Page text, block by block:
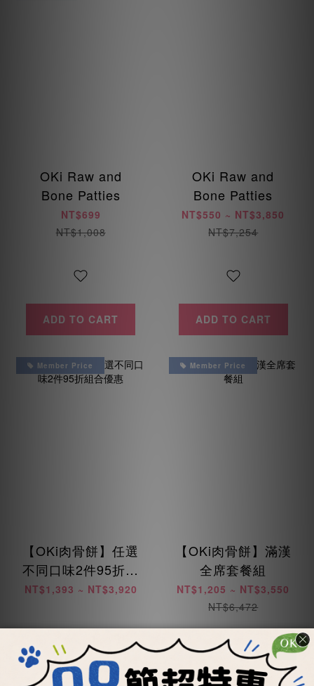
OKi Raw and
Bone Patties
NT$699
NT$1,008
ADD TO CART
OKi Raw and
Bone Patties
NT$550 ~ NT$3,850
NT$7,254
ADD TO CART
Member Price
【OKi肉骨餅】任選
不同口味2件95折組
合優惠
NT$1,393 ~ NT$3,920
Member Price
【OKi肉骨餅】滿漢
全席套餐組
NT$1,205 ~ NT$3,550
NT$6,472